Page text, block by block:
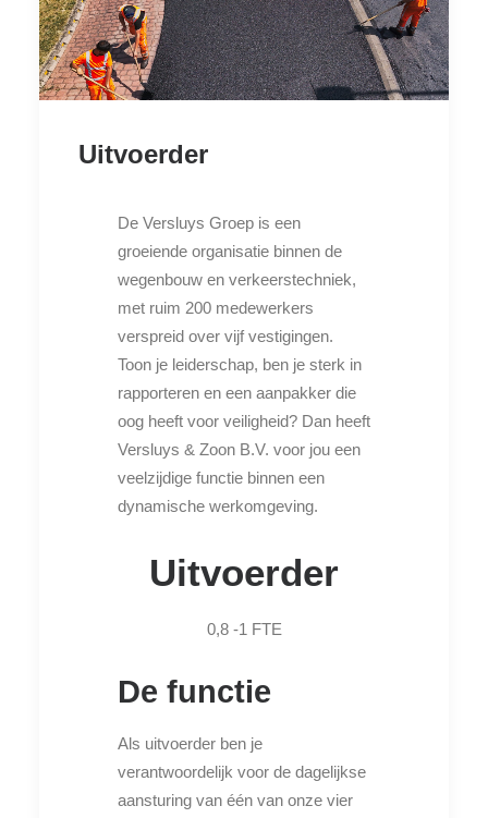
Uitvoerder
De Versluys Groep is een
groeiende organisatie binnen de
wegenbouw en verkeerstechniek,
met ruim 200 medewerkers
verspreid over vijf vestigingen.
Toon je leiderschap, ben je sterk in
rapporteren en een aanpakker die
oog heeft voor veiligheid? Dan heeft
Versluys & Zoon B.V. voor jou een
veelzijdige functie binnen een
dynamische werkomgeving.
Uitvoerder
0,8 -1 FTE
De functie
Als uitvoerder ben je
verantwoordelijk voor de dagelijkse
aansturing van één van onze vier